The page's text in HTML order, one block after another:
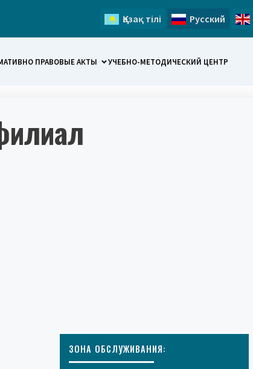
Қазақ тілі Русский
ПРАВОВЫЕ АКТЫ УЧЕБНО-МЕТОДИЧЕСКИЙ ЦЕНТР
ЗОНА ОБСЛУЖИВАНИЯ: